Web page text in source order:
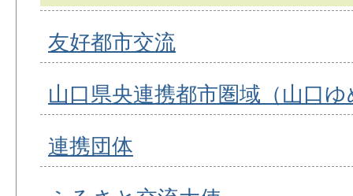
友好都市交流
山口県央連携都市圏域（山口
連携団体